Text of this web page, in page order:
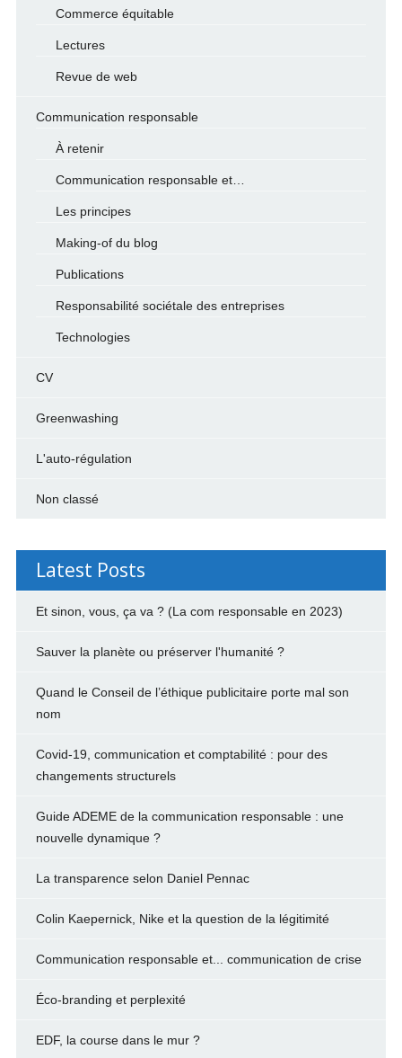
Commerce équitable
Lectures
Revue de web
Communication responsable
À retenir
Communication responsable et…
Les principes
Making-of du blog
Publications
Responsabilité sociétale des entreprises
Technologies
CV
Greenwashing
L'auto-régulation
Non classé
Latest Posts
Et sinon, vous, ça va ? (La com responsable en 2023)
Sauver la planète ou préserver l'humanité ?
Quand le Conseil de l’éthique publicitaire porte mal son
nom
Covid-19, communication et comptabilité : pour des
changements structurels
Guide ADEME de la communication responsable : une
nouvelle dynamique ?
La transparence selon Daniel Pennac
Colin Kaepernick, Nike et la question de la légitimité
Communication responsable et... communication de crise
Éco-branding et perplexité
EDF, la course dans le mur ?